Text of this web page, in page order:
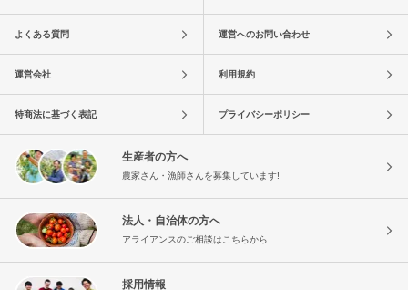
よくある質問 運営へのお問い合わせ
運営会社 利用規約
特商法に基づく表記 プライバシーポリシー
生産者の方へ
農家さん・漁師さんを募集しています!
法人・自治体の方へ
アライアンスのご相談はこちらから
採用情報